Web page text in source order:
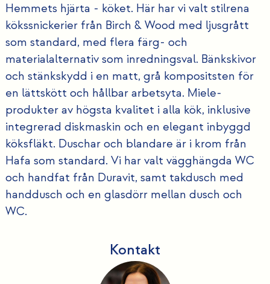
Hemmets hjärta - köket. Här har vi valt stilrena
kökssnickerier från Birch & Wood med ljusgrått
som standard, med flera färg- och
materialalternativ som inredningsval. Bänkskivor
och stänkskydd i en matt, grå kompositsten för
en lättskött och hållbar arbetsyta. Miele-
produkter av högsta kvalitet i alla kök, inklusive
integrerad diskmaskin och en elegant inbyggd
köksfläkt. Duschar och blandare är i krom från
Hafa som standard. Vi har valt vägghängda WC
och handfat från Duravit, samt takdusch med
handdusch och en glasdörr mellan dusch och
WC.
Kontakt